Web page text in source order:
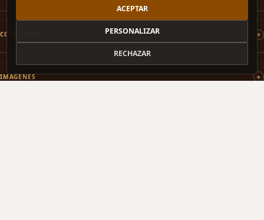
CONCURSOS
IMÁGENES
ACEPTAR
PERSONALIZAR
RECHAZAR